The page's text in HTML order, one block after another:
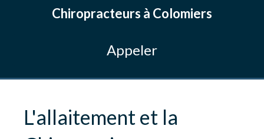
Chiropracteurs à Colomiers
Appeler
L'allaitement et la